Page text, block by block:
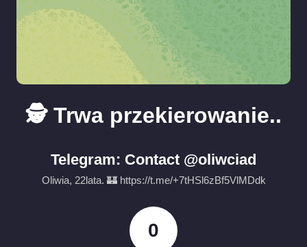
🕵️ Trwa przekierowanie..
Telegram: Contact @oliwciad
Oliwia, 22lata. 🏰 https://t.me/+7tHSl6zBf5VlMDdk
0